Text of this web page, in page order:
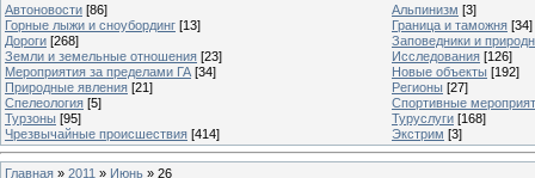
Автоновости [86] Альпинизм [3]
Горные лыжи и сноубординг [13] Граница и таможня [34]
Дороги [268]
Заповедники и
Земли и земельные отношения [23] Исследования [126]
Мероприятия за пределами ГА [34] Новые объекты [192]
Природные явления [21] Регионы [27]
Спелеология [5]
Спортивные
Турзоны [95] Туруслуги [168]
Чрезвычайные происшествия [414] Экстрим [3]
Главная » 2011 » Июнь » 26